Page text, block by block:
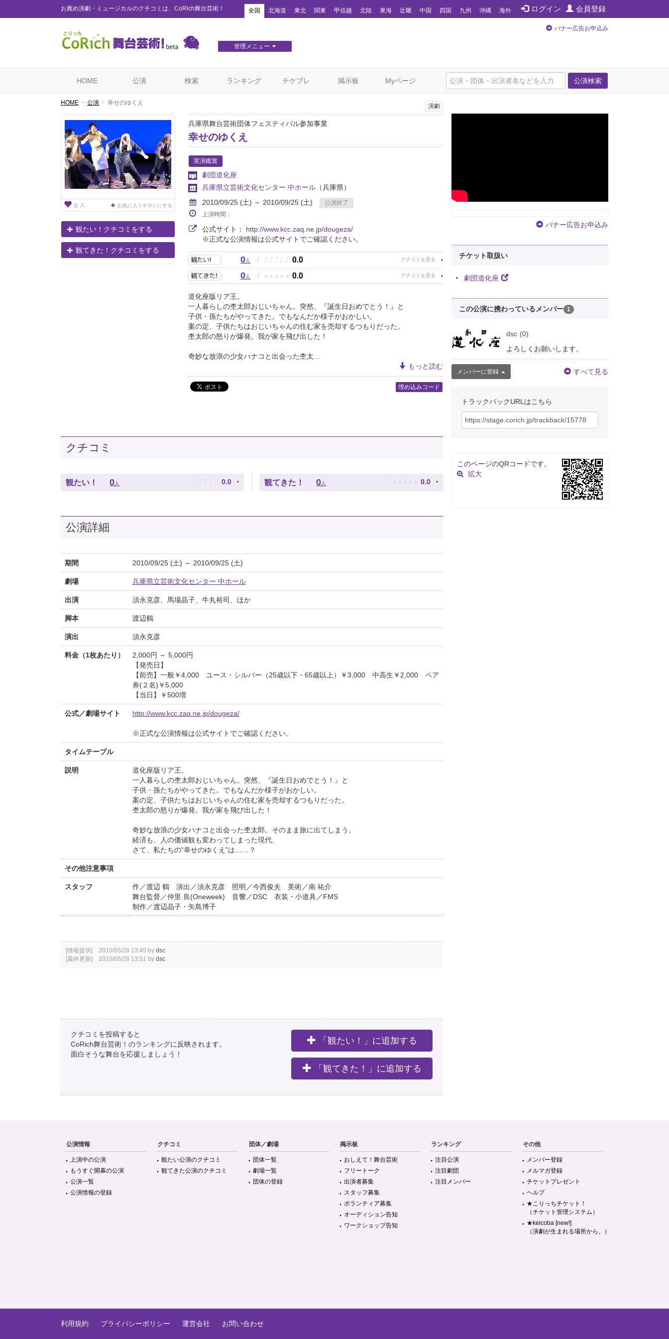
お薦め演劇・ミュージカルのクチコミは、CoRich舞台芸術！ ログイン 会員登録
全国 北海道 東北 関東 甲信越 北陸 東海 近畿 中国 四国 九州 沖縄 海外
管理メニュー
バナー広告お申込み
公演検索
HOME 公演 検索 ランキング チケプレ 掲示板 Myページ
HOME 公演 幸せのゆくえ
0 人 お気に入りチラシにする
観たい！クチコミをする
観てきた！クチコミをする
演劇
兵庫県舞台芸術団体フェスティバル参加事業
幸せのゆくえ
実演鑑賞
劇団道化座
兵庫県立芸術文化センター 中ホール （兵庫県）
2010/09/25 (土) ～ 2010/09/25 (土)
公演終了
上演時間：
公式サイト： http://www.kcc.zaq.ne.jp/dougeza/
※正式な公演情報は公式サイトでご確認ください。
0人 / ♪ ♪ ♪ ♪ ♪ 0.0
0人 / ★ ★ ★ ★ ★ 0.0
道化座版リア王。
一人暮らしの杢太郎おじいちゃん。突然、『誕生日おめでとう！』と
子供・孫たちがやってきた。でもなんだか様子がおかしい。
案の定、子供たちはおじいちゃんの住む家を売却するつもりだった。
杢太郎の怒りが爆発。我が家を飛び出した！
奇妙な放浪の少女ハナコと出会った杢太...
もっと読む
埋め込みコード
クチコミ
観たい！ 0 人 ♪ ♪ ♪ ♪ ♪ 0.0 観てきた！ 0 人 ★ ★ ★ ★ ★ 0.0
公演詳細
期間 2010/09/25 (土) ～ 2010/09/25 (土)
劇場 兵庫県立芸術文化センター 中ホール
出演 須永克彦、馬場晶子、牛丸裕司、ほか
脚本 渡辺鶴
演出 須永克彦
料金（1枚あたり）
2,000円 ～ 5,000円
【発売日】
【前売】一般￥4,000 ユース・シルバー（25歳以下・65歳以上）￥3,000 中高生￥2,000 ペア
券(２名)￥5,000
【当日】￥500増
公式／劇場サイト http://www.kcc.zaq.ne.jp/dougeza/
※正式な公演情報は公式サイトでご確認ください。
タイムテーブル
説明
道化座版リア王。
一人暮らしの杢太郎おじいちゃん。突然、『誕生日おめでとう！』と
子供・孫たちがやってきた。でもなんだか様子がおかしい。
案の定、子供たちはおじいちゃんの住む家を売却するつもりだった。
杢太郎の怒りが爆発。我が家を飛び出した！
奇妙な放浪の少女ハナコと出会った杢太郎。そのまま旅に出てしまう。
経済も、人の価値観も変わってしまった現代、
さて、私たちの“幸せのゆくえ”は……？
その他注意事項
スタッフ
作／渡辺 鶴 演出／須永克彦 照明／今西俊夫 美術／南 祐介
舞台監督／仲里 良(Oneweek) 音響／DSC 衣装・小道具／FMS
制作／渡辺晶子・矢島博子
[情報提供] 2010/05/28 13:45 by dsc
[最終更新] 2010/05/28 13:51 by dsc
クチコミを投稿すると
CoRich舞台芸術！のランキングに反映されます。
面白そうな舞台を応援しましょう！
「観たい！」に追加する
「観てきた！」に追加する
バナー広告お申込み
チケット取扱い
劇団道化座
この公演に携わっているメンバー 1
dsc (0)
よろしくお願いします。
メンバーに登録 すべて見る
トラックバックURLはこちら
このページのQRコードです。
拡大
公演情報
上演中の公演
もうすぐ開幕の公演
公演一覧
公演情報の登録
クチコミ
観たい公演のクチコミ
観てきた公演のクチコミ
団体／劇場
団体一覧
劇場一覧
団体の登録
掲示板
おしえて！舞台芸術
フリートーク
出演者募集
スタッフ募集
ボランティア募集
オーディション告知
ワークショップ告知
ランキング
注目公演
注目劇団
注目メンバー
その他
メンバー登録
メルマガ登録
チケットプレゼント
ヘルプ
★こりっちチケット！
（チケット管理システム）
★keicoba [new!]
（演劇が生まれる場所から。）
利用規約 プライバシーポリシー 運営会社 お問い合わせ